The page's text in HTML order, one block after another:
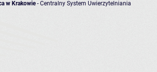
w Krakowie- Centralny System Uwierzytelniania